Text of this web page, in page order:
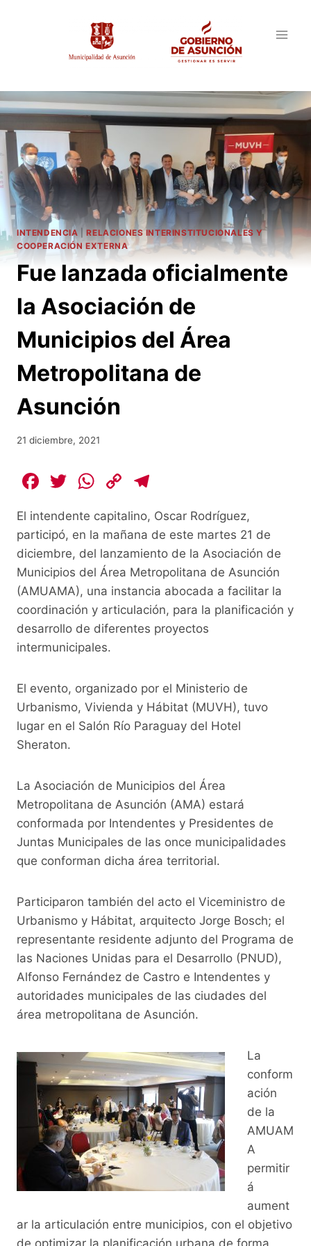
INTENDENCIA
RELACIONES INTERINSTITUCIONALES Y
COOPERACIÓN EXTERNA
Fue lanzada oficialmente
la Asociación de
Municipios del Área
Metropolitana de
Asunción
21 diciembre, 2021
F
c
e
b
o
o
k
T
itt
er
W
at
s
A
p
p
C
p
y
Li
n
k
e
gr
a
m
El intendente capitalino, Oscar Rodríguez,
participó, en la mañana de este martes 21 de
diciembre, del lanzamiento de la Asociación de
Municipios del Área Metropolitana de Asunción
(AMUAMA), una instancia abocada a facilitar la
coordinación y articulación, para la planificación y
desarrollo de diferentes proyectos
intermunicipales.
El evento, organizado por el Ministerio de
Urbanismo, Vivienda y Hábitat (MUVH), tuvo
lugar en el Salón Río Paraguay del Hotel
Sheraton.
La Asociación de Municipios del Área
Metropolitana de Asunción (AMA) estará
conformada por Intendentes y Presidentes de
Juntas Municipales de las once municipalidades
que conforman dicha área territorial.
Participaron también del acto el Viceministro de
Urbanismo y Hábitat, arquitecto Jorge Bosch; el
representante residente adjunto del Programa de
las Naciones Unidas para el Desarrollo (PNUD),
Alfonso Fernández de Castro e Intendentes y
autoridades municipales de las ciudades del
área metropolitana de Asunción.
La
conform
ación
de la
AMUAM
A
permitir
á
aument
ar la articulación entre municipios, con el objetivo
de optimizar la planificación urbana de forma